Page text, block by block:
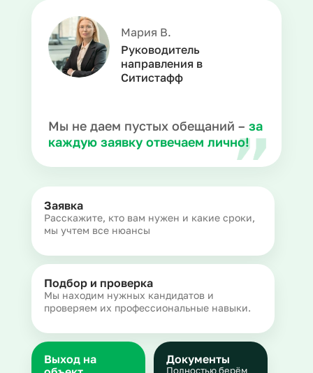
Мария В.
Руководитель
направления в
Ситистафф
Мы не даем пустых обещаний – за
каждую заявку отвечаем лично!
Заявка
Расскажите, кто вам нужен и какие сроки,
мы учтем все нюансы
Подбор и проверка
Мы находим нужных кандидатов и
проверяем их профессиональные навыки.
Документы
Полностью берём
Выход на